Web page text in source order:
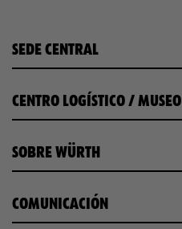
SEDE CENTRAL
CENTRO LOGÍSTICO / MUSEO
SOBRE WÜRTH
COMUNICACIÓN